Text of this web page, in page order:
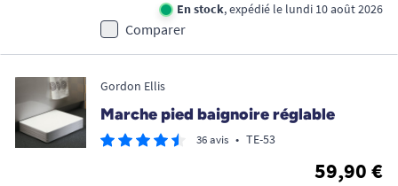
En stock, expédié le lundi 10 août 2026
Comparer
Gordon Ellis
Marche pied baignoire réglable
36 avis • TE-53
59,90 €